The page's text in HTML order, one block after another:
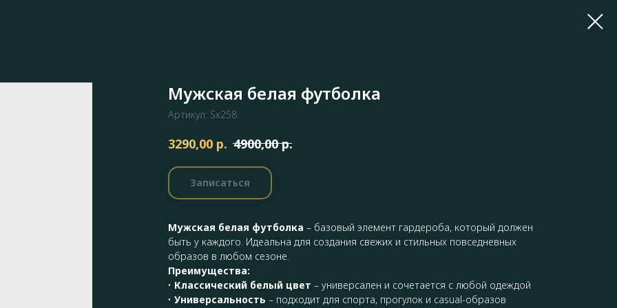
Мужская белая футболка
Артикул: Sx258
3290,00 р. 4900,00 р.
Записаться
Мужская белая футболка – базовый элемент гардероба, который должен
быть у каждого. Идеальна для создания свежих и стильных повседневных
образов в любом сезоне.
Преимущества:
• Классический белый цвет – универсален и сочетается с любой одеждой
• Универсальность – подходит для спорта, прогулок и casual-образов